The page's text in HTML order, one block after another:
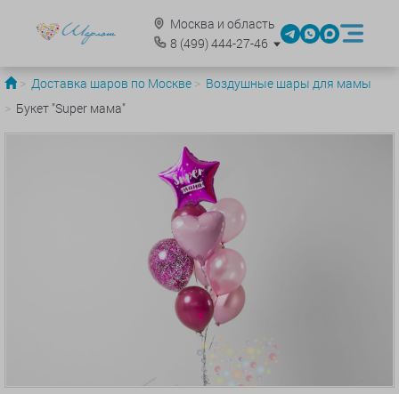
Москва и область
8 (499)444-27-46
Доставка шаров по Москве
Воздушные шары для мамы
Букет "Super мама"